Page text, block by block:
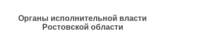
Органы исполнительной власти
Ростовской области